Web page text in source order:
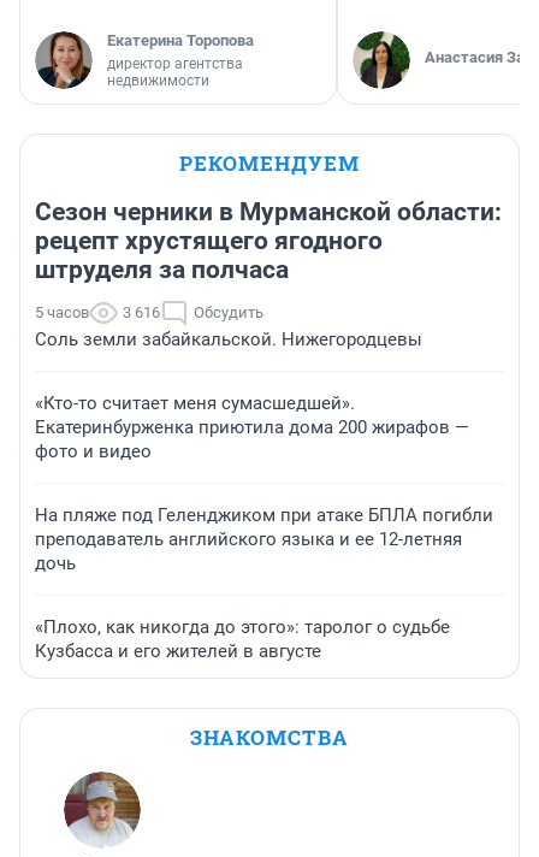
Екатерина Торопова
директор агентства
недвижимости
Анастасия
РЕКОМЕНДУЕМ
Сезон черники в Мурманской области:
рецепт хрустящего ягодного
штруделя за полчаса
5 часов 3 616 Обсудить
Соль земли забайкальской. Нижегородцевы
«Кто-то считает меня сумасшедшей».
Екатеринбурженка приютила дома 200 жирафов —
фото и видео
На пляже под Геленджиком при атаке БПЛА погибли
преподаватель английского языка и ее 12-летняя
дочь
«Плохо, как никогда до этого»: таролог о судьбе
Кузбасса и его жителей в августе
ЗНАКОМСТВА